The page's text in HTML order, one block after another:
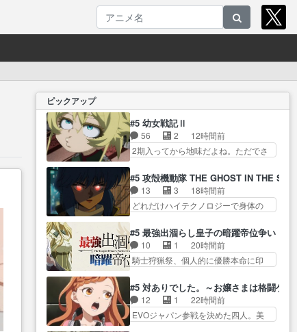
ピックアップ
#5 幼女戦記Ⅱ
56 2
12時間前
2期入ってから地味だよね。ただでさ
ばならぬ」って言葉に… ゼート
ゥーア左遷によって参謀本部の連携
が… 緊張感ある戦闘描写とギャ
グ今週の『有能な… 知識が必要
ド… ターニャの直属の上司にな
ったのは僅かな希… 負ける戦争
が無理ゲー化していくのが面白
もスパイによって… ゼートゥー
アが東部に左遷ターニャにとっ
て… ターニャのリアクションと
いうかころころ表…
#5 攻殻機動隊 THE GHOST IN THE
13 3
18時間前
どれだけハイテクノロジーで身体の
なるかと思った回想シー… フチ
コマだいぶ理性持ち始めた。この世
界の… 原作読んだのもう何年も
前なのに、覚えてる… コイルの
導… やまとん1号はどこの部分で
使うのだろう？… 日本とロシア
が絡む政治の話かつ色々な用
#5 最強出涸らし皇子の暗躍帝位争い
10 1
20時間前
騎士狩猟祭、個人的に優勝本命に印
のが面倒な時は古代魔法… エル
ナがチートすぎる笑アルは最初から
自分… プラネット・ウィズ展開
アツいな「騎士狩猟… 麦茶どこ
#5 対ありでした。～お嬢さまは格闘ゲ
12 1
22時間前
EVOジャパン参戦を決めた四人。美